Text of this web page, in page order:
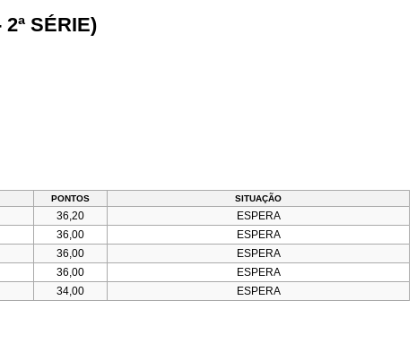
SÉRIE)
PONTOS SITUAÇÃO
36,20
ESPERA
36,00
ESPERA
36,00
ESPERA
36,00
ESPERA
34,00 ESPERA